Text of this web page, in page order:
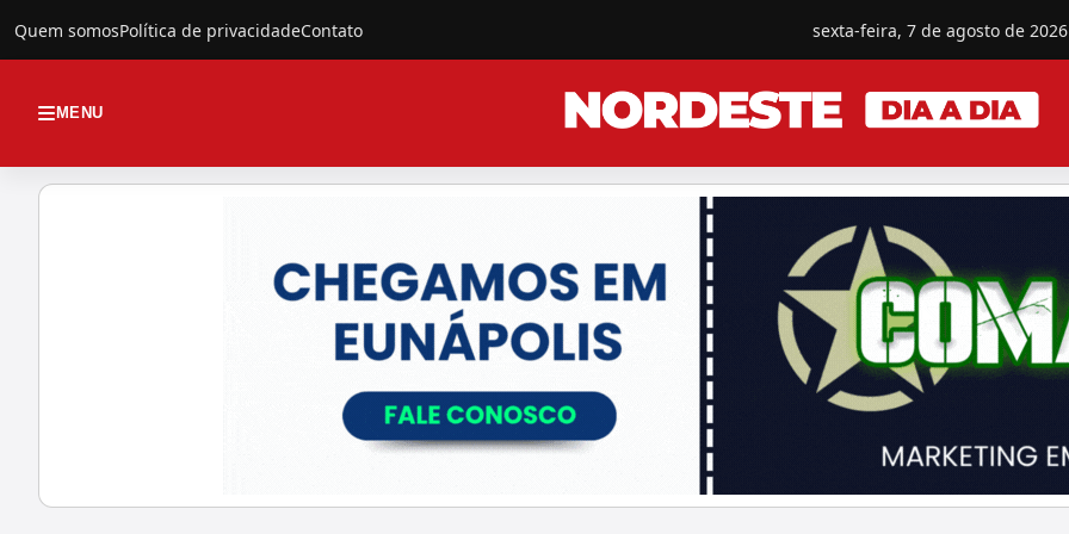
Quem somosPolítica de privacidadeContato sexta-feira, 7 de agosto de 2026
MENU